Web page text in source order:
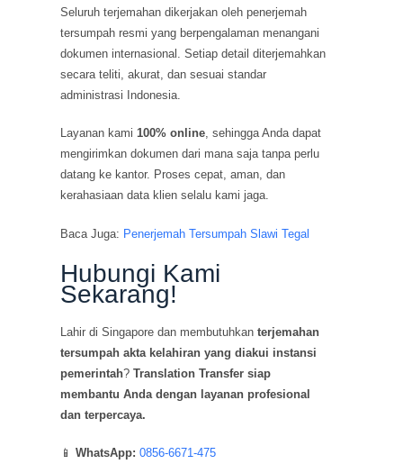
Seluruh terjemahan dikerjakan oleh penerjemah
tersumpah resmi yang berpengalaman menangani
dokumen internasional. Setiap detail diterjemahkan
secara teliti, akurat, dan sesuai standar
administrasi Indonesia.
Layanan kami100% online, sehingga Anda dapat
mengirimkan dokumen dari mana saja tanpa perlu
datang ke kantor. Proses cepat, aman, dan
kerahasiaan data klien selalu kami jaga.
Baca Juga: Penerjemah Tersumpah Slawi Tegal
Hubungi Kami
Sekarang!
Lahir di Singapore dan membutuhkanterjemahan
tersumpah akta kelahiran yang diakui instansi
pemerintah?Translation Transfer siap
membantu Anda dengan layanan profesional
dan terpercaya.
📱WhatsApp: 0856-6671-475